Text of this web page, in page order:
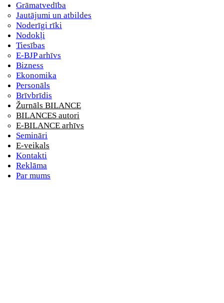
Grāmatvedība
Jautājumi un atbildes
Noderīgi rīki
Nodokļi
Tiesības
E-BJP arhīvs
Bizness
Ekonomika
Personāls
Brīvbrīdis
Žurnāls BILANCE
BILANCES autori
E-BILANCE arhīvs
Semināri
E-veikals
Kontakti
Reklāma
Par mums